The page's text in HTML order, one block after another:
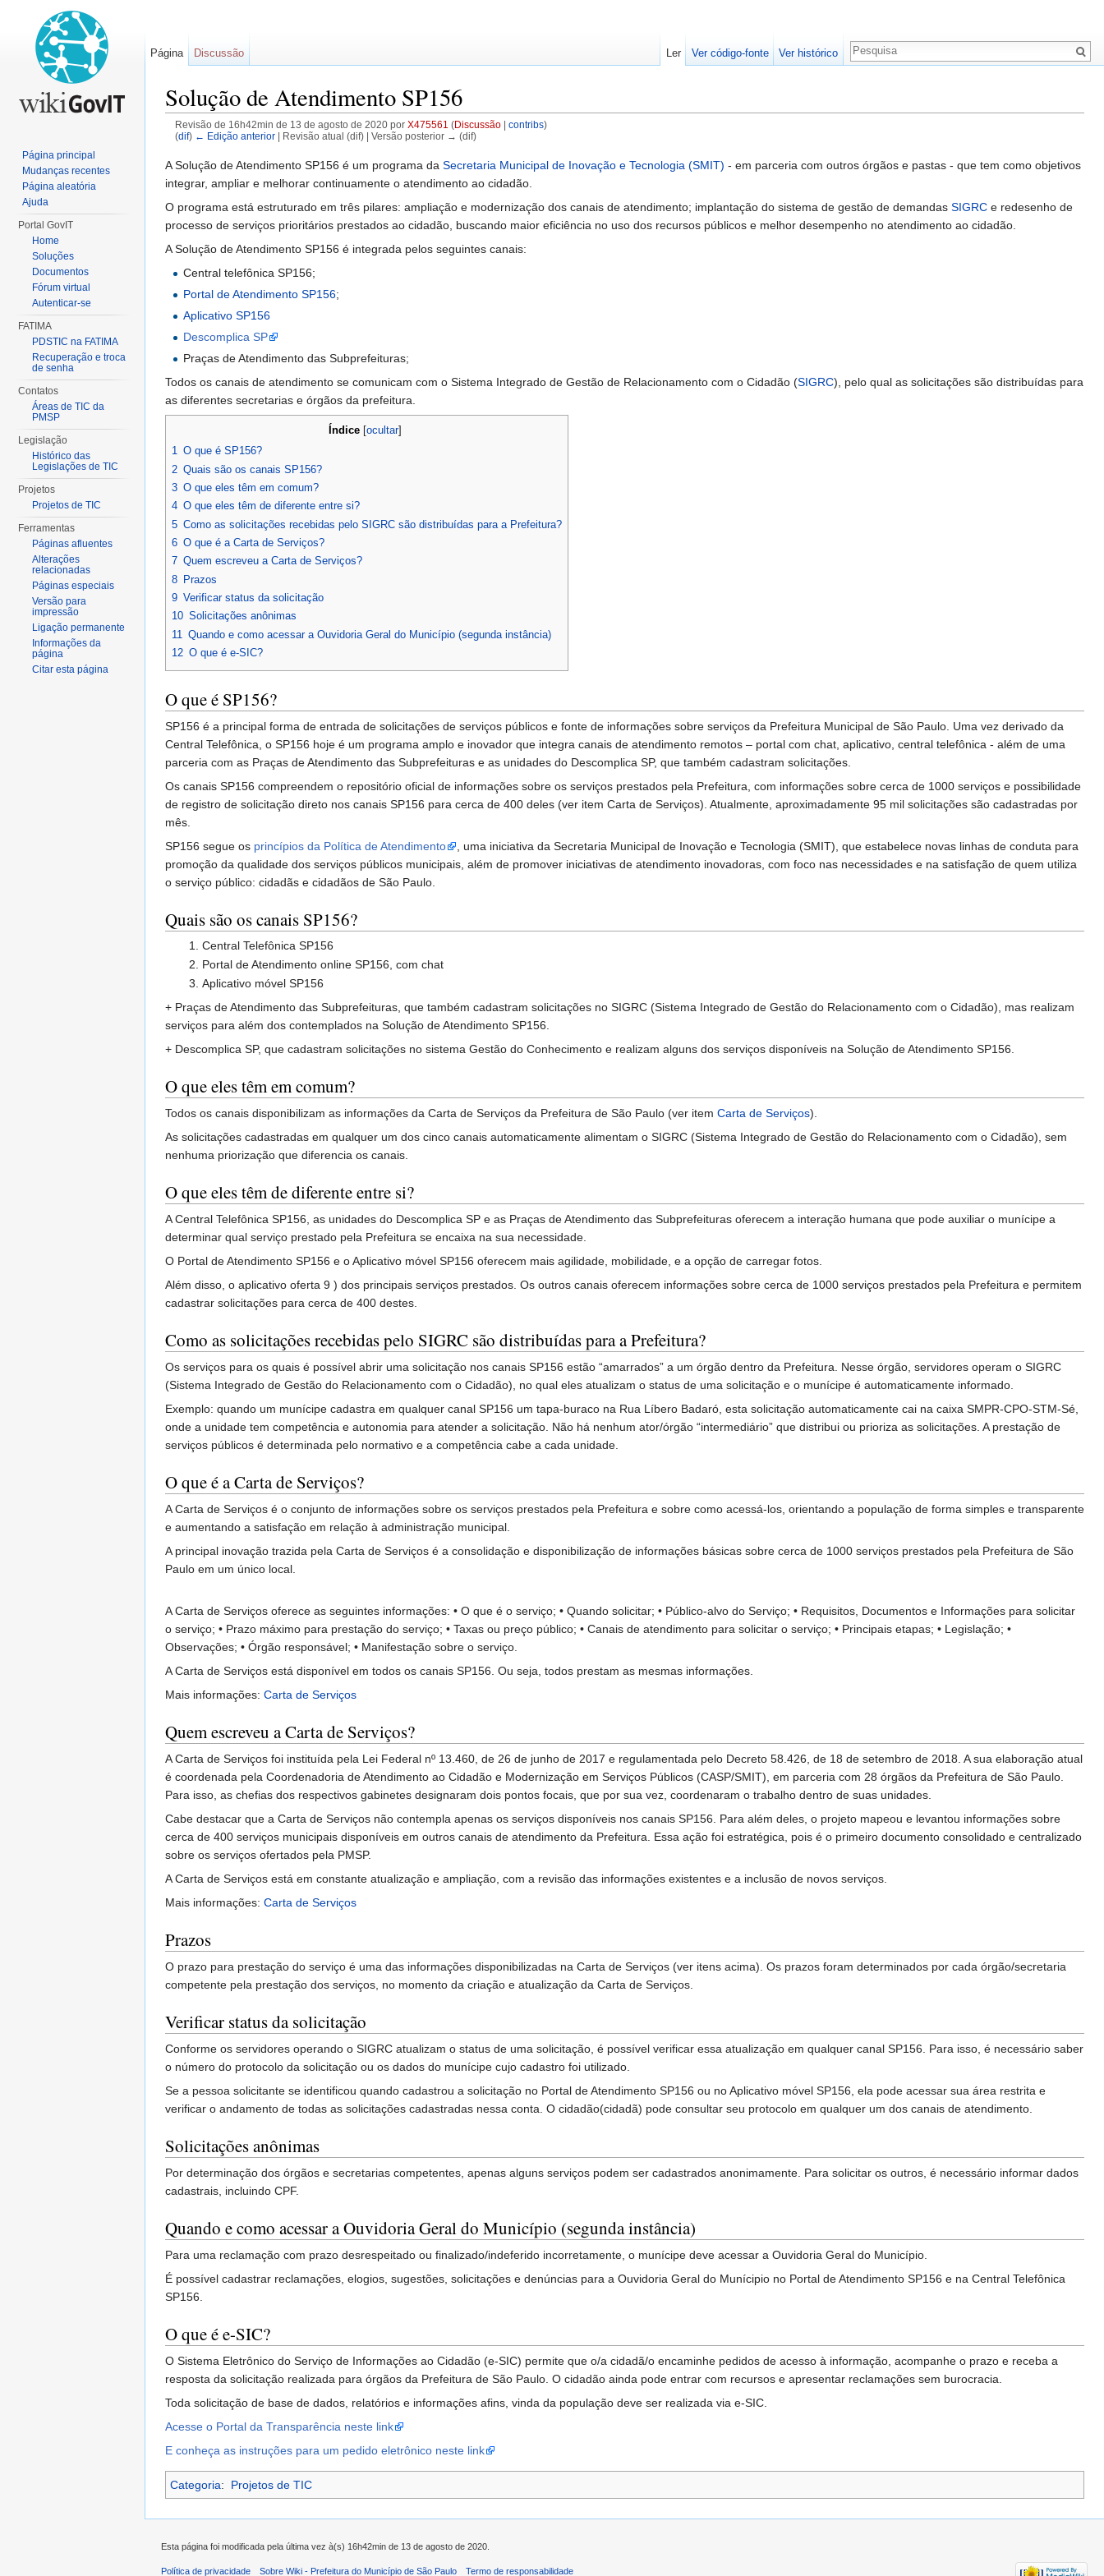
Solução de Atendimento SP156
Revisão de 16h42min de 13 de agosto de 2020 por X475561 (Discussão| contribs)
(dif) ← Edição anterior| Revisão atual (dif) | Versão posterior → (dif)
A Solução de Atendimento SP156 é um programa da Secretaria Municipal de Inovação e Tecnologia (SMIT) - em parceria com outros órgãos e pastas - que tem como objetivos
integrar, ampliar e melhorar continuamente o atendimento ao cidadão.
O programa está estruturado em três pilares: ampliação e modernização dos canais de atendimento; implantação do sistema de gestão de demandas SIGRC e redesenho de
processo de serviços prioritários prestados ao cidadão, buscando maior eficiência no uso dos recursos públicos e melhor desempenho no atendimento ao cidadão.
A Solução de Atendimento SP156 é integrada pelos seguintes canais:
Central telefônica SP156;
Portal de Atendimento SP156;
Aplicativo SP156
Descomplica SP
Praças de Atendimento das Subprefeituras;
Todos os canais de atendimento se comunicam com o Sistema Integrado de Gestão de Relacionamento com o Cidadão (SIGRC), pelo qual as solicitações são distribuídas para
as diferentes secretarias e órgãos da prefeitura.
Índice ocultar]
1 O que é SP156?
2 Quais são os canais SP156?
3 O que eles têm em comum?
4 O que eles têm de diferente entre si?
5 Como as solicitações recebidas pelo SIGRC são distribuídas para a Prefeitura?
6 O que é a Carta de Serviços?
7 Quem escreveu a Carta de Serviços?
8 Prazos
9 Verificar status da solicitação
10 Solicitações anônimas
11 Quando e como acessar a Ouvidoria Geral do Município (segunda instância)
12 O que é e-SIC?
O que é SP156?
SP156 é a principal forma de entrada de solicitações de serviços públicos e fonte de informações sobre serviços da Prefeitura Municipal de São Paulo. Uma vez derivado da
Central Telefônica, o SP156 hoje é um programa amplo e inovador que integra canais de atendimento remotos – portal com chat, aplicativo, central telefônica - além de uma
parceria com as Praças de Atendimento das Subprefeituras e as unidades do Descomplica SP, que também cadastram solicitações.
Os canais SP156 compreendem o repositório oficial de informações sobre os serviços prestados pela Prefeitura, com informações sobre cerca de 1000 serviços e possibilidade
de registro de solicitação direto nos canais SP156 para cerca de 400 deles (ver item Carta de Serviços). Atualmente, aproximadamente 95 mil solicitações são cadastradas por
mês.
SP156 segue os princípios da Política de Atendimento
, uma iniciativa da Secretaria Municipal de Inovação e Tecnologia (SMIT), que estabelece novas linhas de conduta para
promoção da qualidade dos serviços públicos municipais, além de promover iniciativas de atendimento inovadoras, com foco nas necessidades e na satisfação de quem utiliza
o serviço público: cidadãs e cidadãos de São Paulo.
Quais são os canais SP156?
Central Telefônica SP156
Portal de Atendimento online SP156, com chat
Aplicativo móvel SP156
+ Praças de Atendimento das Subprefeituras, que também cadastram solicitações no SIGRC (Sistema Integrado de Gestão do Relacionamento com o Cidadão), mas realizam
serviços para além dos contemplados na Solução de Atendimento SP156.
+ Descomplica SP, que cadastram solicitações no sistema Gestão do Conhecimento e realizam alguns dos serviços disponíveis na Solução de Atendimento SP156.
O que eles têm em comum?
Todos os canais disponibilizam as informações da Carta de Serviços da Prefeitura de São Paulo (ver item Carta de Serviços).
As solicitações cadastradas em qualquer um dos cinco canais automaticamente alimentam o SIGRC (Sistema Integrado de Gestão do Relacionamento com o Cidadão), sem
nenhuma priorização que diferencia os canais.
O que eles têm de diferente entre si?
A Central Telefônica SP156, as unidades do Descomplica SP e as Praças de Atendimento das Subprefeituras oferecem a interação humana que pode auxiliar o munícipe a
determinar qual serviço prestado pela Prefeitura se encaixa na sua necessidade.
O Portal de Atendimento SP156 e o Aplicativo móvel SP156 oferecem mais agilidade, mobilidade, e a opção de carregar fotos.
Além disso, o aplicativo oferta 9 ) dos principais serviços prestados. Os outros canais oferecem informações sobre cerca de 1000 serviços prestados pela Prefeitura e permitem
cadastrar solicitações para cerca de 400 destes.
Como as solicitações recebidas pelo SIGRC são distribuídas para a Prefeitura?
Os serviços para os quais é possível abrir uma solicitação nos canais SP156 estão “amarrados” a um órgão dentro da Prefeitura. Nesse órgão, servidores operam o SIGRC
(Sistema Integrado de Gestão do Relacionamento com o Cidadão), no qual eles atualizam o status de uma solicitação e o munícipe é automaticamente informado.
Exemplo: quando um munícipe cadastra em qualquer canal SP156 um tapa-buraco na Rua Líbero Badaró, esta solicitação automaticamente cai na caixa SMPR-CPO-STM-Sé,
onde a unidade tem competência e autonomia para atender a solicitação. Não há nenhum ator/órgão “intermediário” que distribui ou prioriza as solicitações. A prestação de
serviços públicos é determinada pelo normativo e a competência cabe a cada unidade.
O que é a Carta de Serviços?
A Carta de Serviços é o conjunto de informações sobre os serviços prestados pela Prefeitura e sobre como acessá-los, orientando a população de forma simples e transparente
e aumentando a satisfação em relação à administração municipal.
A principal inovação trazida pela Carta de Serviços é a consolidação e disponibilização de informações básicas sobre cerca de 1000 serviços prestados pela Prefeitura de São
Paulo em um único local.
A Carta de Serviços oferece as seguintes informações: • O que é o serviço; • Quando solicitar; • Público-alvo do Serviço; • Requisitos, Documentos e Informações para solicitar
o serviço; • Prazo máximo para prestação do serviço; • Taxas ou preço público; • Canais de atendimento para solicitar o serviço; • Principais etapas; • Legislação; •
Observações; • Órgão responsável; • Manifestação sobre o serviço.
A Carta de Serviços está disponível em todos os canais SP156. Ou seja, todos prestam as mesmas informações.
Mais informações: Carta de Serviços
Quem escreveu a Carta de Serviços?
A Carta de Serviços foi instituída pela Lei Federal nº 13.460, de 26 de junho de 2017 e regulamentada pelo Decreto 58.426, de 18 de setembro de 2018. A sua elaboração atual
é coordenada pela Coordenadoria de Atendimento ao Cidadão e Modernização em Serviços Públicos (CASP/SMIT), em parceria com 28 órgãos da Prefeitura de São Paulo.
Para isso, as chefias dos respectivos gabinetes designaram dois pontos focais, que por sua vez, coordenaram o trabalho dentro de suas unidades.
Cabe destacar que a Carta de Serviços não contempla apenas os serviços disponíveis nos canais SP156. Para além deles, o projeto mapeou e levantou informações sobre
cerca de 400 serviços municipais disponíveis em outros canais de atendimento da Prefeitura. Essa ação foi estratégica, pois é o primeiro documento consolidado e centralizado
sobre os serviços ofertados pela PMSP.
A Carta de Serviços está em constante atualização e ampliação, com a revisão das informações existentes e a inclusão de novos serviços.
Mais informações: Carta de Serviços
Prazos
O prazo para prestação do serviço é uma das informações disponibilizadas na Carta de Serviços (ver itens acima). Os prazos foram determinados por cada órgão/secretaria
competente pela prestação dos serviços, no momento da criação e atualização da Carta de Serviços.
Verificar status da solicitação
Conforme os servidores operando o SIGRC atualizam o status de uma solicitação, é possível verificar essa atualização em qualquer canal SP156. Para isso, é necessário saber
o número do protocolo da solicitação ou os dados do munícipe cujo cadastro foi utilizado.
Se a pessoa solicitante se identificou quando cadastrou a solicitação no Portal de Atendimento SP156 ou no Aplicativo móvel SP156, ela pode acessar sua área restrita e
verificar o andamento de todas as solicitações cadastradas nessa conta. O cidadão(cidadã) pode consultar seu protocolo em qualquer um dos canais de atendimento.
Solicitações anônimas
Por determinação dos órgãos e secretarias competentes, apenas alguns serviços podem ser cadastrados anonimamente. Para solicitar os outros, é necessário informar dados
cadastrais, incluindo CPF.
Quando e como acessar a Ouvidoria Geral do Município (segunda instância)
Para uma reclamação com prazo desrespeitado ou finalizado/indeferido incorretamente, o munícipe deve acessar a Ouvidoria Geral do Município.
É possível cadastrar reclamações, elogios, sugestões, solicitações e denúncias para a Ouvidoria Geral do Munícipio no Portal de Atendimento SP156 e na Central Telefônica
SP156.
O que é e-SIC?
O Sistema Eletrônico do Serviço de Informações ao Cidadão (e-SIC) permite que o/a cidadã/o encaminhe pedidos de acesso à informação, acompanhe o prazo e receba a
resposta da solicitação realizada para órgãos da Prefeitura de São Paulo. O cidadão ainda pode entrar com recursos e apresentar reclamações sem burocracia.
Toda solicitação de base de dados, relatórios e informações afins, vinda da população deve ser realizada via e-SIC.
Acesse o Portal da Transparência neste link
E conheça as instruções para um pedido eletrônico neste link
Categoria: Projetos de TIC
Página Discussão Ler Ver código-fonte Ver histórico
Página principal
Mudanças recentes
Página aleatória
Ajuda
Portal GovIT
Home
Soluções
Documentos
Fórum virtual
Autenticar-se
FATIMA
PDSTIC na FATIMA
Recuperação e troca
de senha
Contatos
Áreas de TIC da
PMSP
Legislação
Histórico das
Legislações de TIC
Projetos
Projetos de TIC
Ferramentas
Páginas afluentes
Alterações
relacionadas
Páginas especiais
Versão para
impressão
Ligação permanente
Informações da
página
Citar esta página
Esta página foi modificada pela última vez à(s) 16h42min de 13 de agosto de 2020.
Política de privacidade Sobre Wiki - Prefeitura do Município de São Paulo Termo de responsabilidade